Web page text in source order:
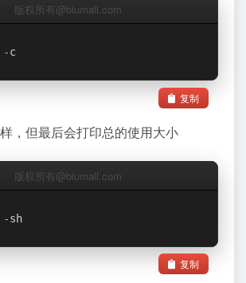
版权所有@biumall.com
-c
复制
，但最后会打印总的使用大小
版权所有@biumall.com
-sh
复制